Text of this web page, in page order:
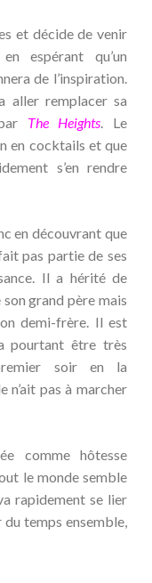
et décide de venir
espérant qu’un
de l’inspiration.
aller remplacer sa
The Heights. Le
en cocktails et que
s’en rendre
en découvrant que
pas partie de ses
Il a hérité de
son grand père mais
demi-frère. Il est
pourtant être très
soir en la
n’ait pas à marcher
comme hôtesse
le monde semble
rapidement se lier
du temps ensemble,